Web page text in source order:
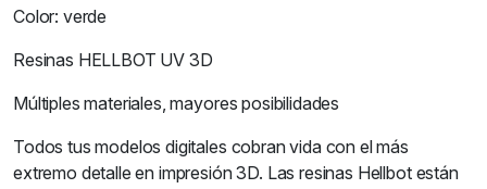
Color: verde
Resinas HELLBOT UV 3D
Múltiples materiales, mayores posibilidades
Todos tus modelos digitales cobran vida con el más
extremo detalle en impresión 3D. Las resinas Hellbot están